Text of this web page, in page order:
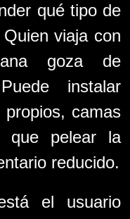
qué tipo de
viaja con
goza de
instalar
camas
que pelear la
reducido.
el usuario